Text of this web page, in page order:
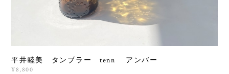
平井睦美 タンブラー tenn アンバー
¥8,800